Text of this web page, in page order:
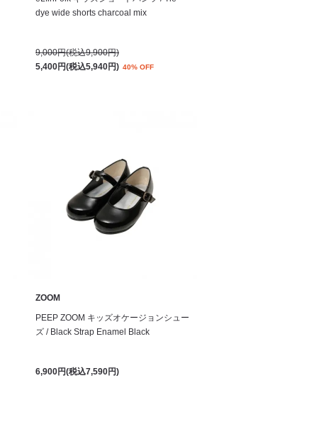
dye wide shorts charcoal mix
9,000円(税込9,900円)
5,400円(税込5,940円) 40% OFF
ZOOM
PEEP ZOOM キッズオケージョンシュー
ズ / Black Strap Enamel Black
6,900円(税込7,590円)